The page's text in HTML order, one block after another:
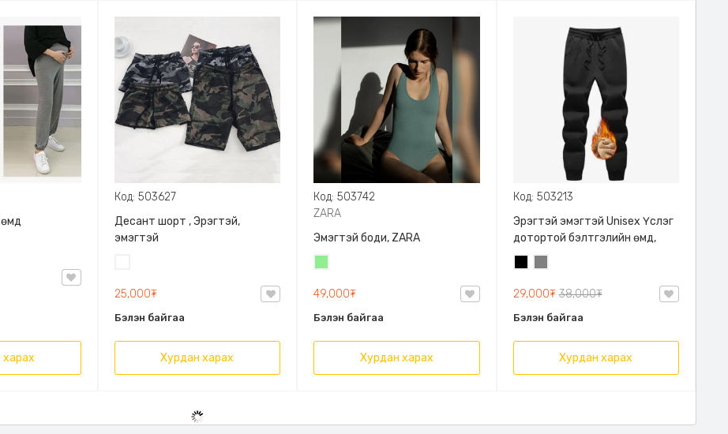
Код: 503627
Десант шорт , Эрэгтэй,
эмэгтэй
25,000₮
Бэлэн байгаа
Хурдан харах
Код: 503742
ZARA
Эмэгтэй боди, ZARA
49,000₮
Бэлэн байгаа
Хурдан харах
Код: 503213
Эрэгтэй эмэгтэй Unisex Үслэг
дотортой бэлтгэлийн өмд,
29,000₮38,000₮
Бэлэн байгаа
Хурдан харах